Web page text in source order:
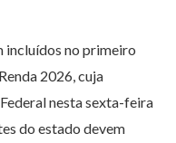
incluídos no primeiro
2026, cuja
nesta sexta-feira
do estado devem